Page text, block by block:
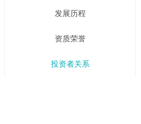
发展历程
资质荣誉
投资者关系